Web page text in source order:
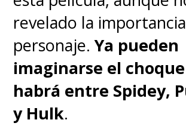
revelado la
personaje. Ya pueden
imaginarse el
habrá entre Spidey,
y Hulk.